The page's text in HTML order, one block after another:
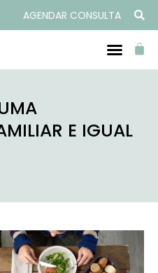
AGENDAR CONSULTA
E IGUAL